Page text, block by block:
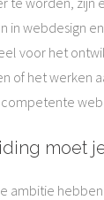
in webdesign
voor het
of het werken
moet
ambitie